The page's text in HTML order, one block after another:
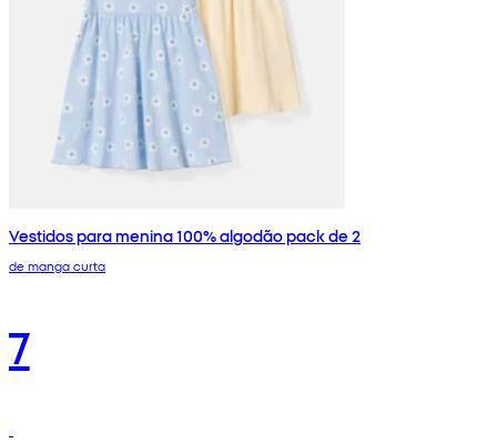
Vestidos para menina 100% algodão pack de 2
de manga curta
7